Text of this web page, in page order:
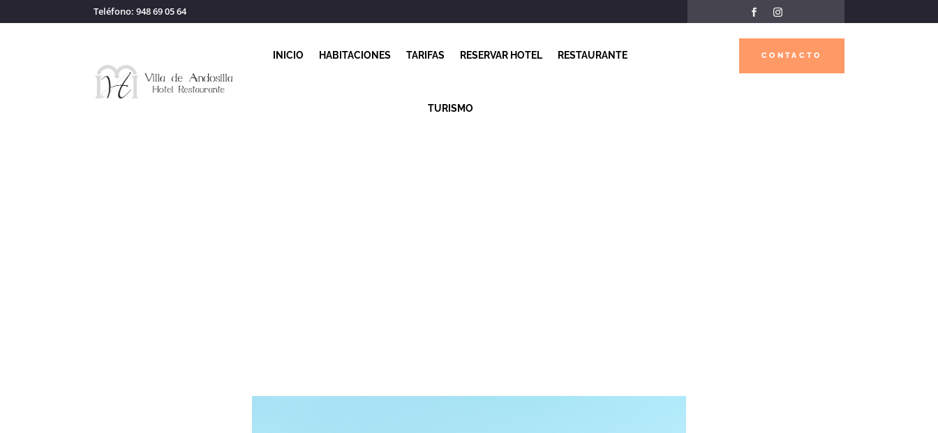
Teléfono: 948 69 05 64
INICIO HABITACIONES TARIFAS RESERVAR HOTEL RESTAURANTE
TURISMO
CONTACTO